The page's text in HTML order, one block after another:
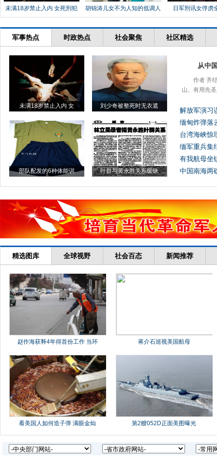
未满18岁禁止入内 女死刑犯 胡锦涛儿女不为人知的低调人 日军刑讯女俘虏